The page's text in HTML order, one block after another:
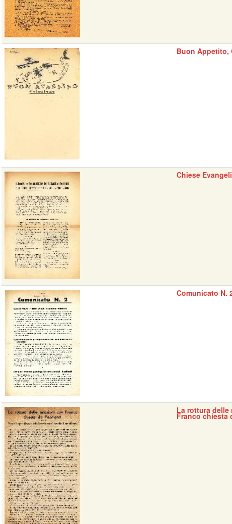
Buon Appetito,
Chiese
Comunicato N.
La rottura delle
Franco chiesta